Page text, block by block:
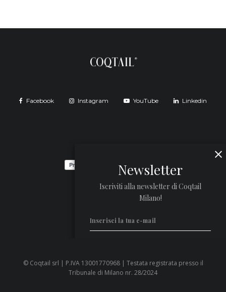
Facebook Instagram YouTube Linkedin
Newsletter
Iscriviti alla newsletter di Coqtail
Milano!
Privacy Policy
© Coqtail srl | P.IVA 13001770968 | Testata registrata presso il
Tribunale di Milano nr. 28/2024